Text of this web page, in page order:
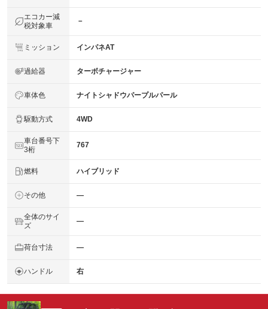
エコカー減
税対象車
－
ミッション インパネAT
過給器 ターボチャージャー
車体色 ナイトシャドウパープルパール
駆動方式 4WD
車台番号下
3桁
767
燃料 ハイブリッド
その他 ―
全体のサイ
ズ
―
荷台寸法 ―
ハンドル 右